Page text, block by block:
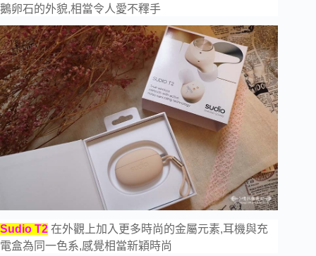
鵝卵石的外貌,相當令人愛不釋手
Sudio T2 在外觀上加入更多時尚的金屬元素,耳機與充
電盒為同一色系,感覺相當新穎時尚